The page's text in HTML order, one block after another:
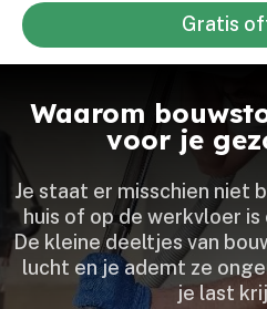
Gratis
Waarom
voor je
Je staat er misschien niet
huis of op de werkvloer
De kleine deeltjes van
lucht en je ademt ze
je last